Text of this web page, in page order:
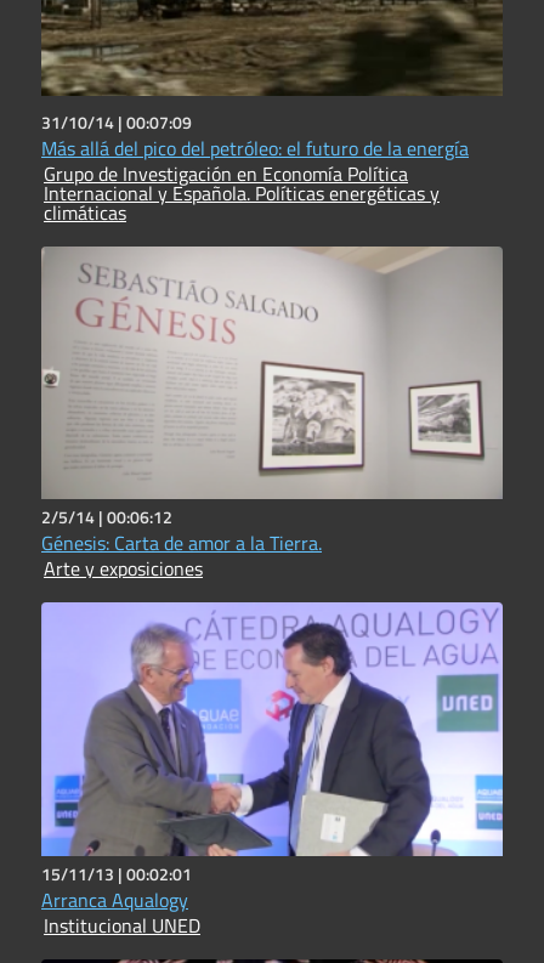
31/10/14 |00:07:09
Más allá del pico del petróleo: el futuro de la energía
Grupo de Investigación en Economía Política
Internacional y Española. Políticas energéticas y
climáticas
2/5/14 |00:06:12
Génesis: Carta de amor a la Tierra.
Arte y exposiciones
15/11/13 |00:02:01
Arranca Aqualogy
Institucional UNED